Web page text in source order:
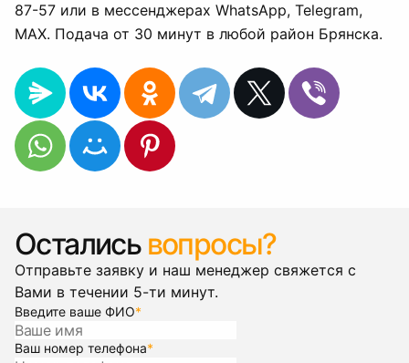
87-57 или в мессенджерах WhatsApp, Telegram,
MAX. Подача от 30 минут в любой район Брянска.
Остались вопросы?
Отправьте заявку и наш менеджер свяжется с
Вами в течении 5-ти минут.
Введите ваше ФИО*
Ваш номер телефона*